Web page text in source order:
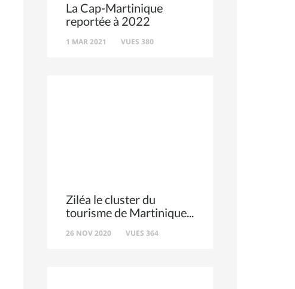
La Cap-Martinique
reportée à 2022
1 MAR 2021 VUES 380
Ziléa le cluster du
tourisme de Martinique
26 NOV 2020 VUES 364